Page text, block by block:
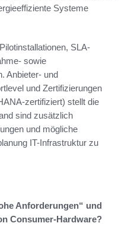
Systeme
SLA-
sowie
Anbieter- und
und Zertifizierungen
zertifiziert) stellt die
sind zusätzlich
und mögliche
IT-Infrastruktur zu
Anforderungen“ und
Consumer-Hardware?